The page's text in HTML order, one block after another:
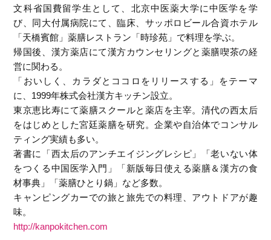
文科省国費留学生として、北京中医薬大学に中医学を学
び、同大付属病院にて、臨床、サッポロビール合資ホテル
「天橋賓館」薬膳レストラン「時珍苑」で料理を学ぶ。
帰国後、漢方薬店にて漢方カウンセリングと薬膳喫茶の経
営に関わる。
「おいしく、カラダとココロをリリースする」をテーマ
に、1999年株式会社漢方キッチン設立。
東京恵比寿にて薬膳スクールと薬店を主宰。清代の西太后
をはじめとした宮廷薬膳を研究。企業や自治体でコンサル
ティング実績も多い。
著書に「西太后のアンチエイジングレシピ」「老いない体
をつくる中国医学入門」「新版毎日使える薬膳＆漢方の食
材事典」「薬膳ひとり鍋」など多数。
キャンピングカーでの旅と旅先での料理、アウトドアが趣
味。
http://kanpokitchen.com